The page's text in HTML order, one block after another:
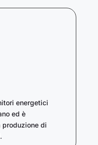
energetici
ed è
produzione di